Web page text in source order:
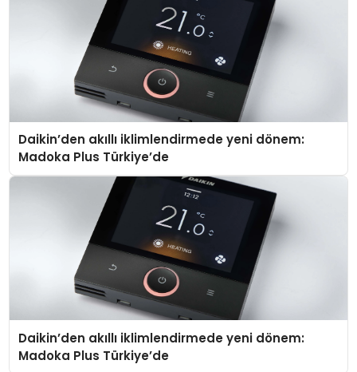
Daikin’den akıllı iklimlendirmede yeni dönem:
Madoka Plus Türkiye’de
Daikin’den akıllı iklimlendirmede yeni dönem:
Madoka Plus Türkiye’de